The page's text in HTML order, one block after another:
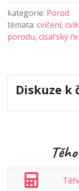
kategorie: Porod
témata: cvičení,
porodu, císařský
Diskuze k